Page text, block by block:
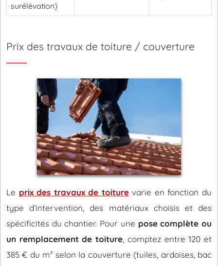
surélévation)
Prix des travaux de toiture / couverture
Le prix des travaux de toiturevarie en fonction du
type d’intervention, des matériaux choisis et des
spécificités du chantier. Pour une pose complète ou
un remplacement de toiture , comptez entre 120 et
385 € du m² selon la couverture (tuiles, ardoises, bac